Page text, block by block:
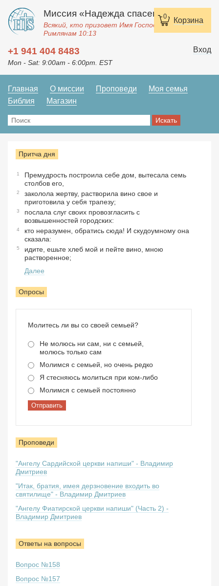
0 Корзина
Миссия «Надежда спасения»
Всякий, кто призовет Имя Господне, спасется.
Римлянам 10:13
+1 941 404 8483
Mon - Sat: 9:00am - 6:00pm. EST
Вход
Главная О миссии Проповеди
Моя семья
Библия
Магазин
Притча дня
1
Премудрость построила себе дом, вытесала семь
столбов его,
2
заколола жертву, растворила вино свое и
приготовила у себя трапезу;
3
послала слуг своих провозгласить с
возвышенностей городских:
4
кто неразумен, обратись сюда! И скудоумному она
сказала:
5
идите, ешьте хлеб мой и пейте вино, мною
растворенное;
Далее
Опросы
Молитесь ли вы со своей семьей?
Не молюсь ни сам, ни с семьей,
молюсь только сам
Молимся с семьей, но очень редко
Я стесняюсь молиться при ком-либо
Молимся с семьей постоянно
Отправить
Проповеди
"Ангелу Сардийской церкви напиши" - Владимир
Дмитриев
"Итак, братия, имея дерзновение входить во
святилище" - Владимир Дмитриев
"Ангелу Фиатирской церкви напиши" (Часть 2) -
Владимир Дмитриев
Ответы на вопросы
Вопрос №158
Вопрос №157